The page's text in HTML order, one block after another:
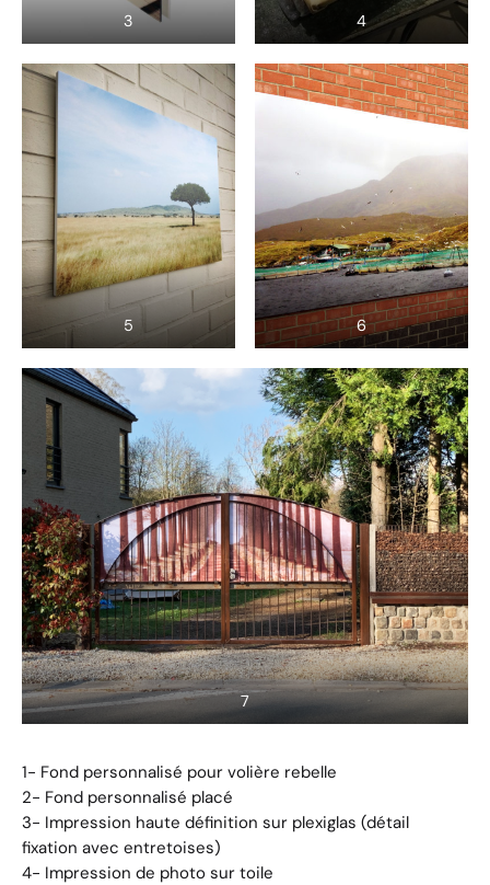
3 4
5 6
7
1- Fond personnalisé pour volière rebelle
2- Fond personnalisé placé
3- Impression haute définition sur plexiglas (détail
fixation avec entretoises)
4- Impression de photo sur toile